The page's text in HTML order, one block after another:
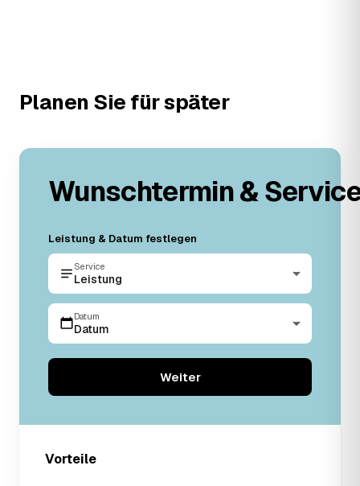
Planen Sie für später
Wunschtermin &
Leistung & Datum festlegen
Service
Leistung
Datum
Datum
Weiter
Vorteile